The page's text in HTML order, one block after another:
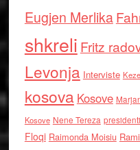
Eugjen Merlika
shkreli Fritz
Levonja Interviste
kosova Kosove
Kosove Nene Tereza
Floqi Raimonda Moisiu